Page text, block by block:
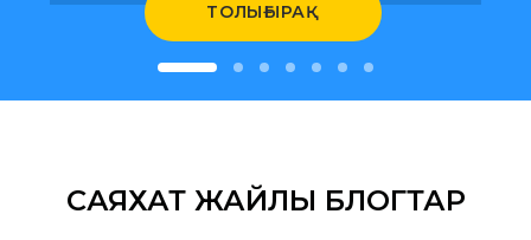
ТОЛЫҒЫРАҚ
САЯХАТ ЖАЙЛЫ БЛОГТАР